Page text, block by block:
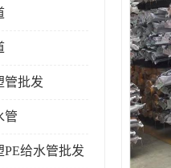
管批发
管
PE给水管批发